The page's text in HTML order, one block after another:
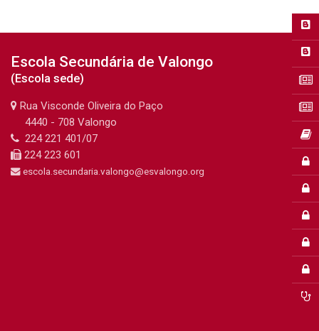
Anterior
Departamentos
SPO
Escola Secundária de Valongo
(Escola sede)
Rua Visconde Oliveira do Paço
4440 - 708 Valongo
224 221 401/07
224 223 601
escola.secundaria.valongo@esvalongo.org